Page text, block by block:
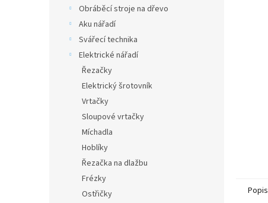
Obráběcí stroje na dřevo
Aku nářadí
Svářecí technika
Elektrické nářadí
Řezačky
Elektrický šrotovník
Vrtačky
Sloupové vrtačky
Míchadla
Hoblíky
Řezačka na dlažbu
Frézky
Ostřičky
Popis